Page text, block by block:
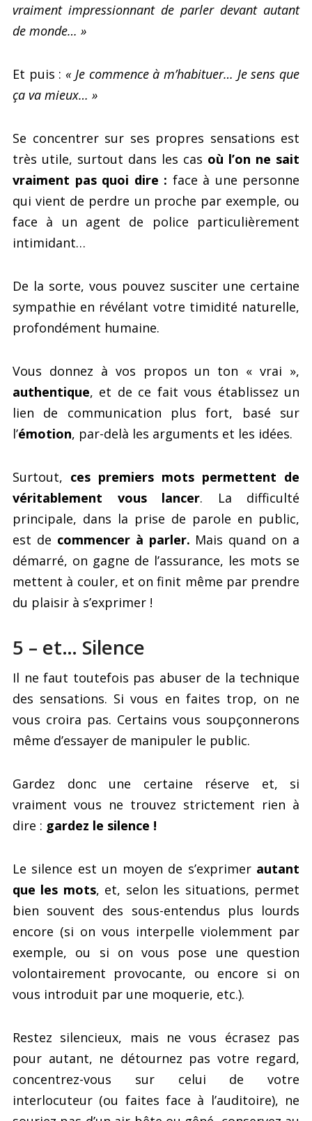
vraiment impressionnant de parler devant autant
de monde… »
Et puis :« Je commence à m’habituer… Je sens que
ça va mieux… »
Se concentrer sur ses propres sensations est
très utile, surtout dans les cas où l’on ne sait
vraiment pas quoi dire : face à une personne
qui vient de perdre un proche par exemple, ou
face à un agent de police particulièrement
intimidant…
De la sorte, vous pouvez susciter une certaine
sympathie en révélant votre timidité naturelle,
profondément humaine.
Vous donnez à vos propos un ton « vrai »,
authentique, et de ce fait vous établissez un
lien de communication plus fort, basé sur
l’émotion, par-delà les arguments et les idées.
Surtout, ces premiers mots permettent de
véritablement vous lancer. La difficulté
principale, dans la prise de parole en public,
est de commencer à parler. Mais quand on a
démarré, on gagne de l’assurance, les mots se
mettent à couler, et on finit même par prendre
du plaisir à s’exprimer !
5 – et… Silence
Il ne faut toutefois pas abuser de la technique
des sensations. Si vous en faites trop, on ne
vous croira pas. Certains vous soupçonnerons
même d’essayer de manipuler le public.
Gardez donc une certaine réserve et, si
vraiment vous ne trouvez strictement rien à
dire : gardez le silence !
Le silence est un moyen de s’exprimer autant
que les mots, et, selon les situations, permet
bien souvent des sous-entendus plus lourds
encore (si on vous interpelle violemment par
exemple, ou si on vous pose une question
volontairement provocante, ou encore si on
vous introduit par une moquerie, etc.).
Restez silencieux, mais ne vous écrasez pas
pour autant, ne détournez pas votre regard,
concentrez-vous sur celui de votre
interlocuteur (ou faites face à l’auditoire), ne